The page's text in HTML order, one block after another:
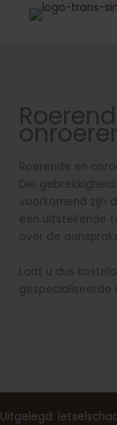
Roerende en
Die
voorkomend zijn
een uitstekende
over de
Laat u dus
gespecialiseerde
Uitgelegd: